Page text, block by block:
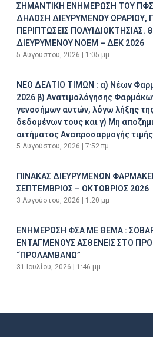
ΣΗΜΑΝΤΙΚΗ ΕΝΗΜΕΡΩΣΗ ΤΟΥ
ΔΗΛΩΣΗ ΔΙΕΥΡΥΜΕΝΟΥ ΩΡΑΡΙΟΥ,
ΠΕΡΙΠΤΩΣΕΙΣ ΠΟΛΥΙΔΙΟΚΤΗΣΙΑΣ.
ΔΙΕΥΡΥΜΕΝΟΥ ΝΟΕΜ – ΔΕΚ 2026
5 Αυγούστου, 2026 1:05 μμ
ΝΕΟ ΔΕΛΤΙΟ ΤΙΜΩΝ : α) Νέων
2026 β) Ανατιμολόγησης
γενοσήμων αυτών, λόγω λήξης
δεδομένων τους και γ) Μη
αιτήματος Αναπροσαρμογής τιμής
5 Αυγούστου, 2026 7:52 πμ
ΠΙΝΑΚΑΣ ΔΙΕΥΡΥΜΕΝΩΝ
ΣΕΠΤΕΜΒΡΙΟΣ – ΟΚΤΩΒΡΙΟΣ 2026
3 Αυγούστου, 2026 1:20 μμ
ΕΝΗΜΕΡΩΣΗ ΦΣΑ ΜΕ ΘΕΜΑ :
ΕΝΤΑΓΜΕΝΟΥΣ ΑΣΘΕΝΕΙΣ ΣΤΟ
“ΠΡΟΛΑΜΒΑΝΩ”
31 Ιουλίου, 2026 1:46 μμ